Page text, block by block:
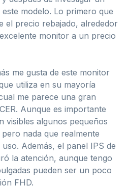
modelo. Lo primero que
el precio rebajado, alrededor
monitor a un precio
me gusta de este monitor
utiliza en su mayoría
me parece una gran
Aunque es importante
visibles algunos pequeños
nada que realmente
Además, el panel IPS de
la atención, aunque tengo
pueden ser un poco
FHD.